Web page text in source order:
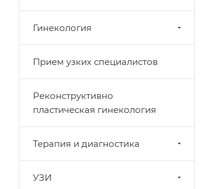
Гинекология
Прием узких специалистов
Реконструктивно
пластическая гинекология
Терапия и диагностика
УЗИ